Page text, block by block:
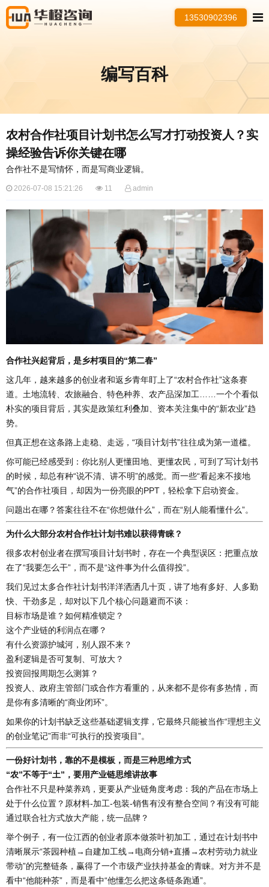
13530902396
编写百科
农村合作社项目计划书怎么写才打动投资人？实
操经验告诉你关键在哪
合作社不是写情怀，而是写商业逻辑。
2026-07-08 15:21:26 11 admin
合作社兴起背后，是乡村项目的“第二春”
这几年，越来越多的创业者和返乡青年盯上了“农村合作社”这条赛
道。土地流转、农旅融合、特色种养、农产品深加工……一个个看似
朴实的项目背后，其实是政策红利叠加、资本关注集中的“新农业”趋
势。
但真正想在这条路上走稳、走远，“项目计划书”往往成为第一道槛。
你可能已经感受到：你比别人更懂田地、更懂农民，可到了写计划书
的时候，却总有种“说不清、讲不明”的感觉。而一些“看起来不接地
气”的合作社项目，却因为一份亮眼的PPT，轻松拿下启动资金。
问题出在哪？答案往往不在“你想做什么”，而在“别人能看懂什么”。
为什么大部分农村合作社计划书难以获得青睐？
很多农村创业者在撰写项目计划书时，存在一个典型误区：把重点放
在了“我要怎么干”，而不是“这件事为什么值得投”。
我们见过太多合作社计划书洋洋洒洒几十页，讲了地有多好、人多勤
快、干劲多足，却对以下几个核心问题避而不谈：
目标市场是谁？如何精准锁定？
这个产业链的利润点在哪？
有什么资源护城河，别人跟不来？
盈利逻辑是否可复制、可放大？
投资回报周期怎么测算？
投资人、政府主管部门或合作方看重的，从来都不是你有多热情，而
是你有多清晰的“商业闭环”。
如果你的计划书缺乏这些基础逻辑支撑，它最终只能被当作“理想主义
的创业笔记”而非“可执行的投资项目”。
一份好计划书，靠的不是模板，而是三种思维方式
“农”不等于“土”，要用产业链思维讲故事
合作社不只是种菜养鸡，更要从产业链角度考虑：我的产品在市场上
处于什么位置？原材料-加工-包装-销售有没有整合空间？有没有可能
通过联合社方式放大产能，统一品牌？
举个例子，有一位江西的创业者原本做茶叶初加工，通过在计划书中
清晰展示“茶园种植→自建加工线→电商分销+直播→农村劳动力就业
带动”的完整链条，赢得了一个市级产业扶持基金的青睐。对方并不是
看中“他能种茶”，而是看中“他懂怎么把这条链条跑通”。